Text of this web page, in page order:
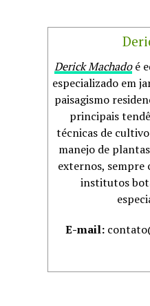
Derick Machadoé
especializado em
paisagismo
principais
técnicas de
manejo de
externos, sempre
institutos
E-mail: